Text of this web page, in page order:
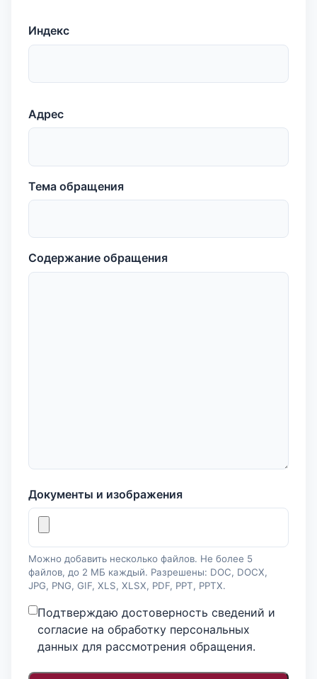
Индекс
Адрес
Тема обращения
Содержание обращения
Документы и изображения
Можно добавить несколько файлов. Не более 5
файлов, до 2 МБ каждый. Разрешены: DOC, DOCX,
JPG, PNG, GIF, XLS, XLSX, PDF, PPT, PPTX.
Подтверждаю достоверность сведений и
согласие на обработку персональных
данных для рассмотрения обращения.